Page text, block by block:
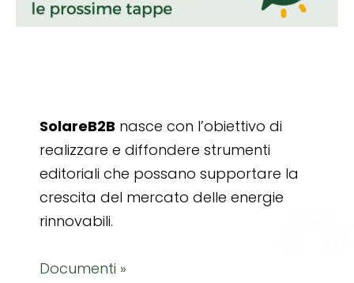
SolareB2B nasce con l’obiettivo di
realizzare e diffondere strumenti
editoriali che possano supportare la
crescita del mercato delle energie
rinnovabili.
Documenti »